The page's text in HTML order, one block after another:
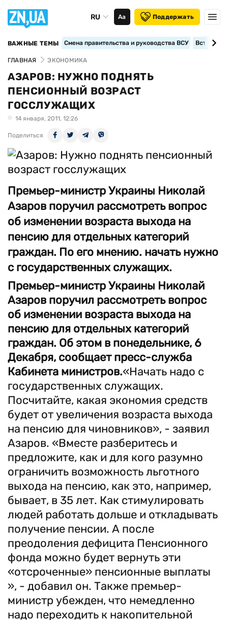
RU Аа Поддержать
ВАЖНЫЕ ТЕМЫ Смена правительства и руководства ВСУ
ГЛАВНАЯ ЭКОНОМИКА
АЗАРОВ: НУЖНО ПОДНЯТЬ
ПЕНСИОННЫЙ ВОЗРАСТ
ГОССЛУЖАЩИХ
14 января, 2011, 12:26
Поделиться
Премьер-министр Украины Николай
Азаров поручил рассмотреть вопрос
об изменении возраста выхода на
пенсию для отдельных категорий
граждан. По его мнению. начать нужно
с государственных служащих.
Премьер-министр Украины Николай
Азаров поручил рассмотреть вопрос
об изменении возраста выхода на
пенсию для отдельных категорий
граждан. Об этом в понедельнике, 6
Декабря, сообщает пресс-служба
Кабинета министров.«Начать надо с
государственных служащих.
Посчитайте, какая экономия средств
будет от увеличения возраста выхода
на пенсию для чиновников», - заявил
Азаров. «Вместе разберитесь и
предложите, как и для кого разумно
ограничить возможность льготного
выхода на пенсию, как это, например,
бывает, в 35 лет. Как стимулировать
людей работать дольше и откладывать
получение пенсии. А после
преодоления дефицита Пенсионного
фонда можно будет вернуть эти
«отсроченные» пенсионные выплаты
», - добавил он. Также премьер-
министр убежден, что немедленно
надо переходить к накопительной